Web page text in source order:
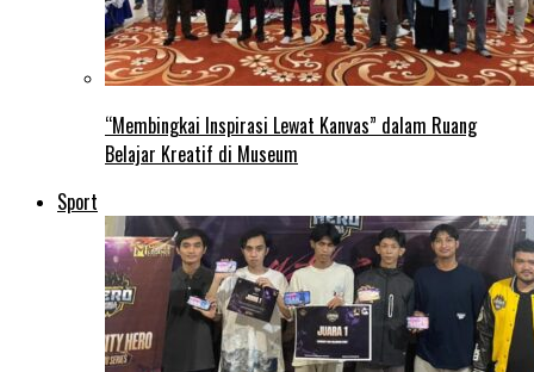
“Membingkai Inspirasi Lewat Kanvas” dalam Ruang
Belajar Kreatif di Museum
Sport